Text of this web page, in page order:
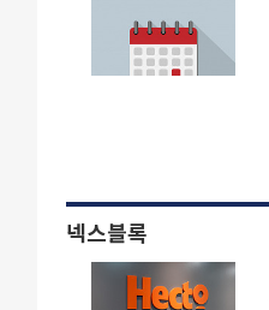
넥스블록